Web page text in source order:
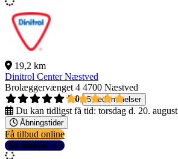
19,2 km
Dinitrol Center Næstved
Brolæggervænget 4 4700 Næstved
5,0
5 bedømmelser
Du kan tidligst få tid: torsdag d. 20. august
Åbningstider
Få tilbud online
Se detaljer